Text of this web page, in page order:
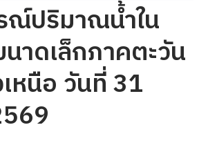
ณ์ปริมาณน้ำใน
าดเล็กภาคตะวัน
หนือ วันที่ 31